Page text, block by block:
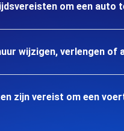
om een auto
wijzigen, verlengen of
zijn vereist om een